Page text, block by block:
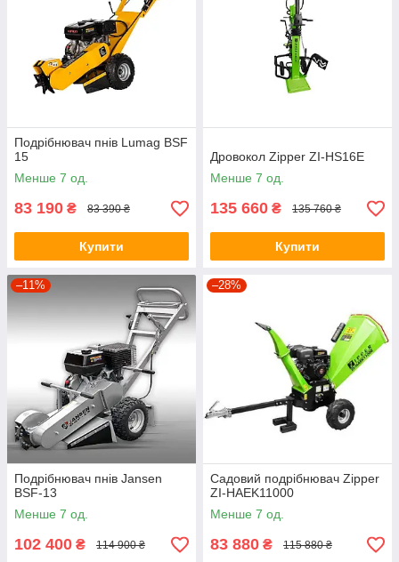
Подрібнювач пнів Lumag BSF
15
Менше 7 од.
83 190 ₴ 83 390 ₴
Купити
Дровокол Zipper ZI-HS16E
Менше 7 од.
135 660 ₴ 135 760 ₴
Купити
–11%
Подрібнювач пнів Jansen
BSF-13
Менше 7 од.
102 400 ₴ 114 900 ₴
–28%
Садовий подрібнювач Zipper
ZI-HAEK11000
Менше 7 од.
83 880 ₴ 115 880 ₴